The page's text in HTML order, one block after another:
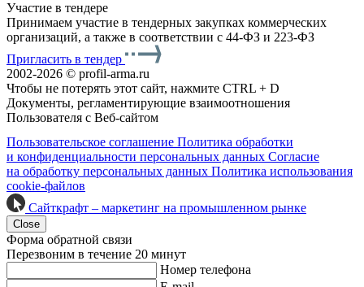
Участие в тендере
Принимаем участие в тендерных закупках коммерческих
организаций, а также в соответствии с 44-ФЗ и 223-ФЗ
Пригласить в тендер
2002-2026 © profil-arma.ru
Чтобы не потерять этот сайт, нажмите CTRL + D
Документы, регламентирующие взаимоотношения
Пользователя с Веб-сайтом
Пользовательское соглашение Политика обработки
и конфиденциальности персональных данных Согласие
на обработку персональных данных Политика использования
cookie-файлов
Сайткрафт – маркетинг на промышленном рынке
Close
Форма обратной связи
Перезвоним в течение 20 минут
Номер телефона